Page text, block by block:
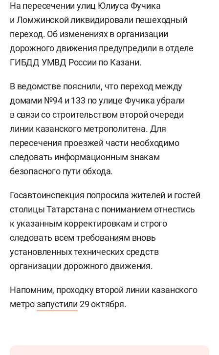
На пересечении улиц Юлиуса Фучика
и Ломжинской ликвидировали пешеходный
переход. Об изменениях в организации
дорожного движения предупредили в отделе
ГИБДД УМВД России по Казани.
В ведомстве пояснили, что переход между
домами №94 и 133 по улице Фучика убрали
в связи со строительством второй очереди
линии казанского метрополитена. Для
пересечения проезжей части необходимо
следовать информационнымзнакам
безопасного пути обхода.
Госавтоинспекция попросила жителей и гостей
столицы Татарстана с пониманием отнестись
к указанным корректировкам и строго
следовать всем требованиям вновь
установленных технических средств
организации дорожного движения.
Напомним, проходку второй линии казанского
метрозапустили 29 октября.